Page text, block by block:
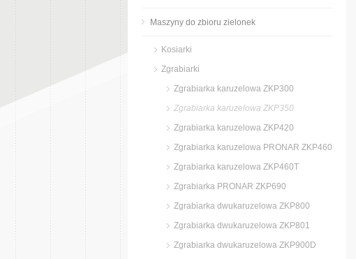
Maszyny do zbioru zielonek
Kosiarki
Zgrabiarki
Zgrabiarka karuzelowa ZKP300
Zgrabiarka karuzelowa ZKP350
Zgrabiarka karuzelowa ZKP420
Zgrabiarka karuzelowa PRONAR ZKP460
Zgrabiarka karuzelowa ZKP460T
Zgrabiarka PRONAR ZKP690
Zgrabiarka dwukaruzelowa ZKP800
Zgrabiarka dwukaruzelowa ZKP801
Zgrabiarka dwukaruzelowa ZKP900D